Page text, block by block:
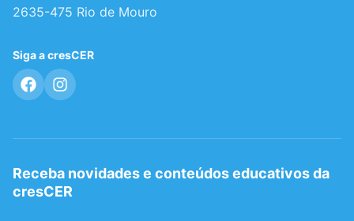
2635-475 Rio de Mouro
Siga a cresCER
Receba novidades e conteúdos educativos da
cresCER